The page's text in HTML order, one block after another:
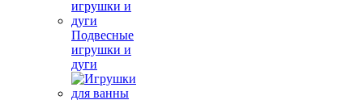
Подвесные
игрушки и
дуги